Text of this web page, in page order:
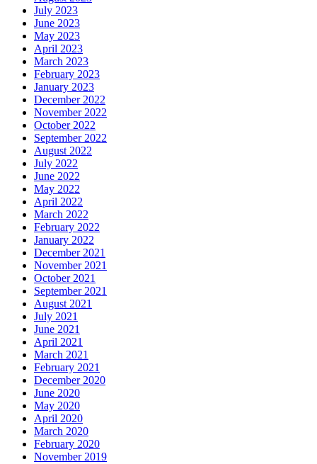
July 2023
June 2023
May 2023
April 2023
March 2023
February 2023
January 2023
December 2022
November 2022
October 2022
September 2022
August 2022
July 2022
June 2022
May 2022
April 2022
March 2022
February 2022
January 2022
December 2021
November 2021
October 2021
September 2021
August 2021
July 2021
June 2021
April 2021
March 2021
February 2021
December 2020
June 2020
May 2020
April 2020
March 2020
February 2020
November 2019